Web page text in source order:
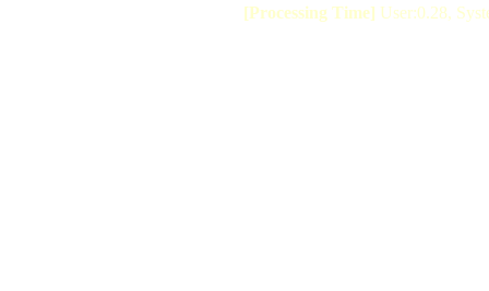
[Processing Time] User:0.28,